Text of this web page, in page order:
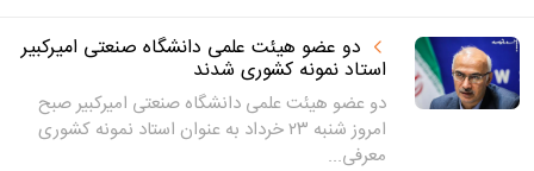
دو عضو هیئت علمی دانشگاه صنعتی امیرکبیر
استاد نمونه کشوری شدند
دو عضو هیئت علمی دانشگاه صنعتی امیرکبیر صبح
امروز شنبه ۲۳ خرداد به عنوان استاد نمونه کشوری
معرفی...